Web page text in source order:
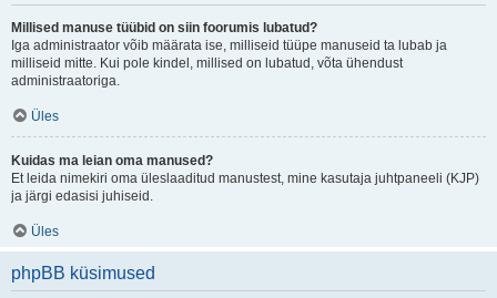
Millised manuse tüübid on siin foorumis lubatud?
Iga administraator võib määrata ise, milliseid tüüpe manuseid ta lubab ja
milliseid mitte. Kui pole kindel, millised on lubatud, võta ühendust
administraatoriga.
Üles
Kuidas ma leian oma manused?
Et leida nimekiri oma üleslaaditud manustest, mine kasutaja juhtpaneeli (KJP)
ja järgi edasisi juhiseid.
Üles
phpBB küsimused